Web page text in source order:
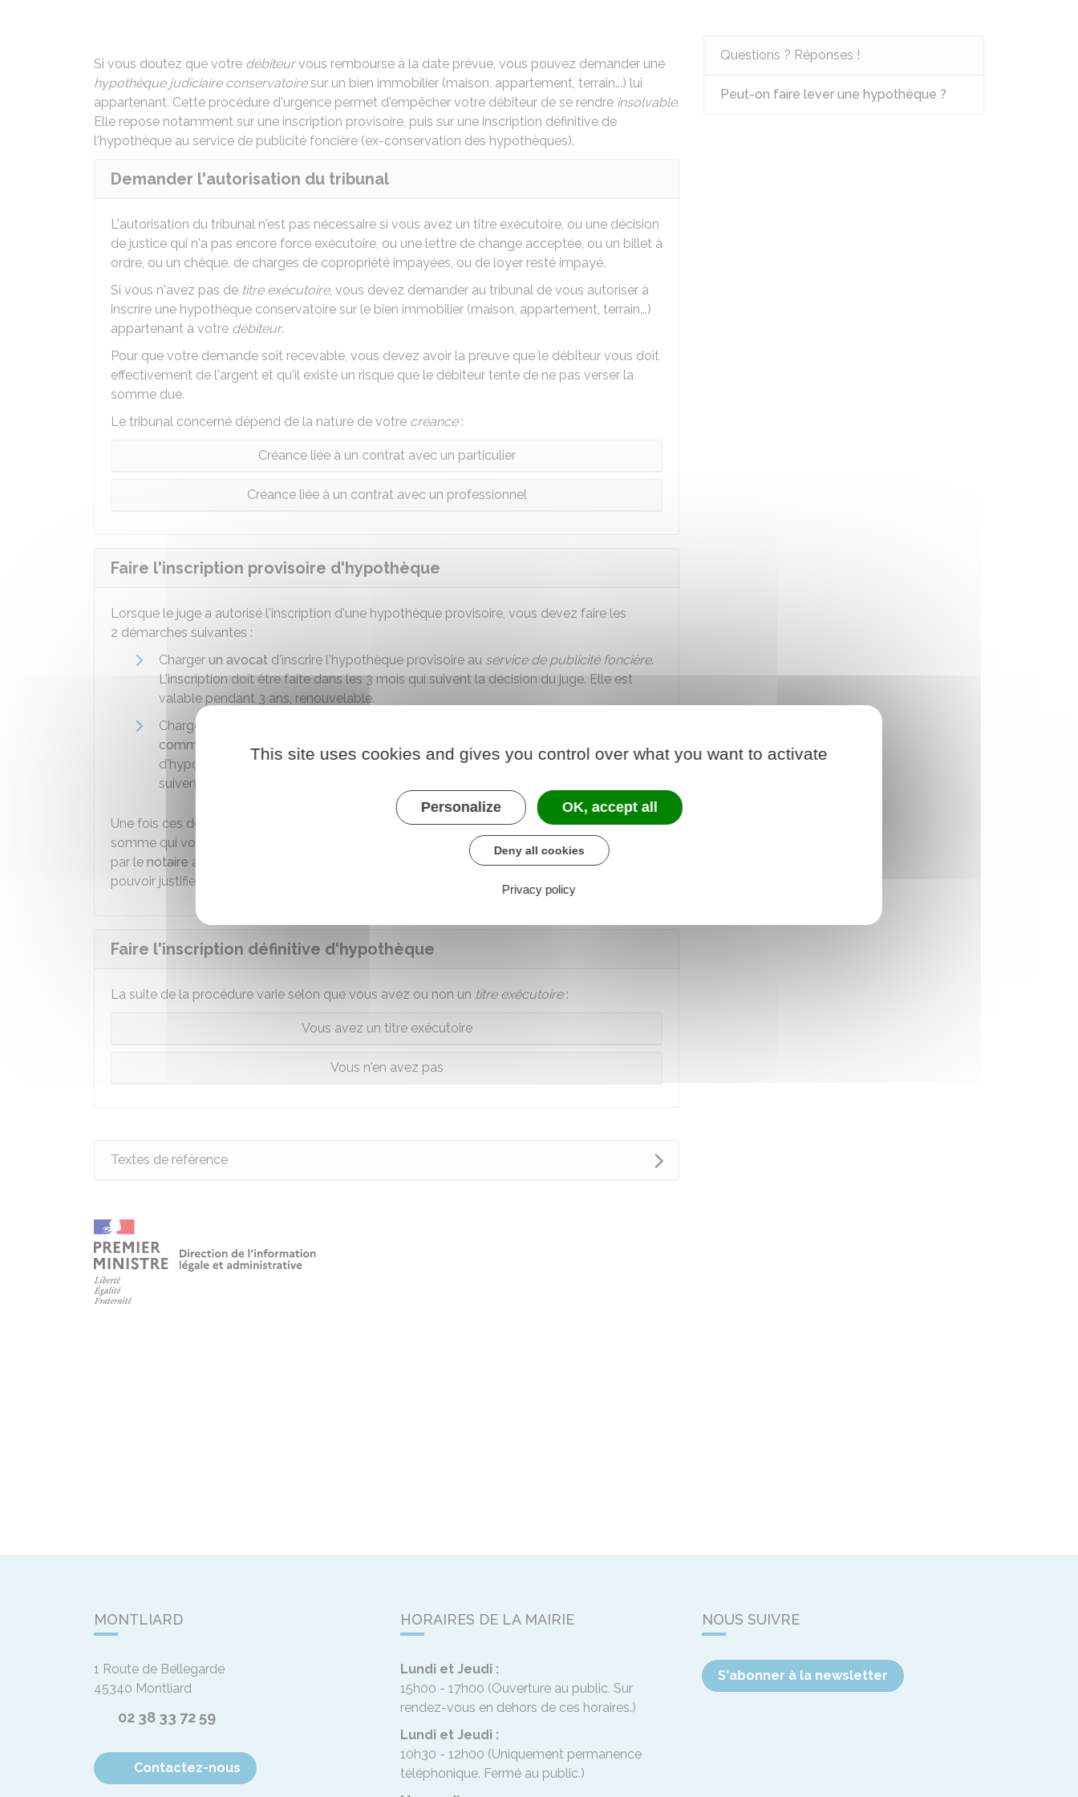
Si vous doutez que votre débiteurvous rembourse à la date prévue, vous pouvez demander une
hypothèque judiciaire conservatoiresur un bien immobilier (maison, appartement, terrain...) lui
appartenant. Cette procédure d'urgence permet d'empêcher votre débiteur de se rendre insolvable.
Elle repose notamment sur une inscription provisoire, puis sur une inscription définitive de
l'hypothèque au service de publicité foncière (ex-conservation des hypothèques).
Demander l'autorisation du tribunal
L'autorisation du tribunal n'est pas nécessaire si vous avez un titre exécutoire, ou une décision
de justice qui n'a pas encore force exécutoire, ou une lettre de change acceptée, ou un billet à
ordre, ou un chèque, de charges de copropriété impayées, ou de loyer resté impayé.
Si vous n'avez pas de titre exécutoire, vous devez demander au tribunal de vous autoriser à
inscrire une hypothèque conservatoire sur le bien immobilier (maison, appartement, terrain...)
appartenant à votre débiteur.
Pour que votre demande soit recevable, vous devez avoir la preuve que le débiteur vous doit
effectivement de l'argent et qu'il existe un risque que le débiteur tente de ne pas verser la
somme due.
Le tribunal concerné dépend de la nature de votre créance:
Créance liée à un contrat avec un particulier
Créance liée à un contrat avec un professionnel
Faire l'inscription provisoire d'hypothèque
Lorsque le juge a autorisé l'inscription d'une hypothèque provisoire, vous devez faire les
2 démarches suivantes :
Charger un avocat d'inscrire l'hypothèque provisoire au service de publicité foncière.
L'inscription doit être faite dans les 3 mois qui suivent la décision du juge. Elle est
valable pendant 3 ans, renouvelable.
Charger un
commissaire-priseur judiciaire)
d'informer le débiteur de l'inscription provisoire
d'hypothèque. Le commissaire de justice doit informer le débiteur dans les 8 jours qui
suivent l'inscription provisoire d'hypothèque.
Une fois ces démarches faites, si le débiteur vend le bien hypothéqué, le montant de la
somme qui vous est due sera prélevée sur le prix de vente du bien. Ce montant sera conservé
par le notaire avant de vous être remis. Pour que le montant vous soit remis, vous devez
pouvoir justifier d'avoir fait l'inscription définitive d'hypothèque dans le délai prévu.
Faire l'inscription définitive d'hypothèque
La suite de la procédure varie selon que vous avez ou non un titre exécutoire:
Vous avez un titre exécutoire
Vous n'en avez pas
Textes de référence
Questions ? Réponses !
Peut-on faire lever une hypothèque ?
MONTLIARD
1 Route de Bellegarde
45340 Montliard
02 38 33 72 59
Contactez-nous
HORAIRES DE LA MAIRIE
Lundi et Jeudi :
15h00 - 17h00 (Ouverture au public. Sur
rendez-vous en dehors de ces horaires.)
Lundi et Jeudi :
10h30 - 12h00 (Uniquement permanence
téléphonique. Fermé au public.)
NOUS SUIVRE
S'abonner à la newsletter
This site uses cookies and gives you control over what you want to activate
Personalize OK, accept all
Deny all cookies
Privacy policy